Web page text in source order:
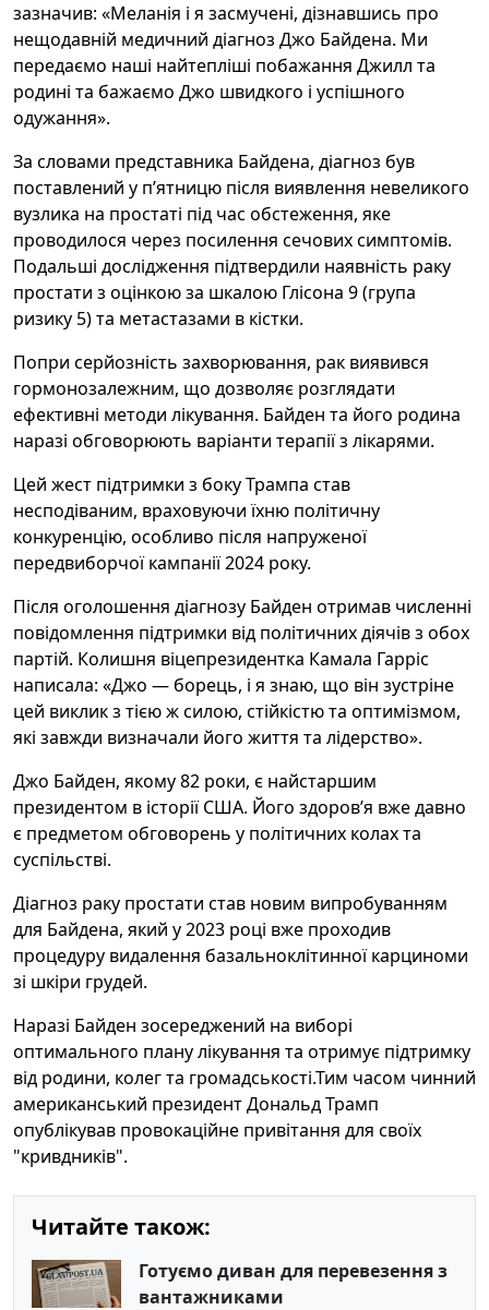
зазначив: «Меланія і я засмучені, дізнавшись про
нещодавній медичний діагноз Джо Байдена. Ми
передаємо наші найтепліші побажання Джилл та
родині та бажаємо Джо швидкого і успішного
одужання».
За словами представника Байдена, діагноз був
поставлений у п’ятницю після виявлення невеликого
вузлика на простаті під час обстеження, яке
проводилося через посилення сечових симптомів.
Подальші дослідження підтвердили наявність раку
простати з оцінкою за шкалою Глісона 9 (група
ризику 5) та метастазами в кістки.
Попри серйозність захворювання, рак виявився
гормонозалежним, що дозволяє розглядати
ефективні методи лікування. Байден та його родина
наразі обговорюють варіанти терапії з лікарями.
Цей жест підтримки з боку Трампа став
несподіваним, враховуючи їхню політичну
конкуренцію, особливо після напруженої
передвиборчої кампанії 2024 року.
Після оголошення діагнозу Байден отримав численні
повідомлення підтримки від політичних діячів з обох
партій. Колишня віцепрезидентка Камала Гарріс
написала: «Джо — борець, і я знаю, що він зустріне
цей виклик з тією ж силою, стійкістю та оптимізмом,
які завжди визначали його життя та лідерство».
Джо Байден, якому 82 роки, є найстаршим
президентом в історії США. Його здоров’я вже давно
є предметом обговорень у політичних колах та
суспільстві.
Діагноз раку простати став новим випробуванням
для Байдена, який у 2023 році вже проходив
процедуру видалення базальноклітинної карциноми
зі шкіри грудей.
Наразі Байден зосереджений на виборі
оптимального плану лікування та отримує підтримку
від родини, колег та громадськості.Тим часом чинний
американський президент Дональд Трамп
опублікував провокаційне привітання для своїх
"кривдників".
Читайте також:
Готуємо диван для перевезення з
вантажниками